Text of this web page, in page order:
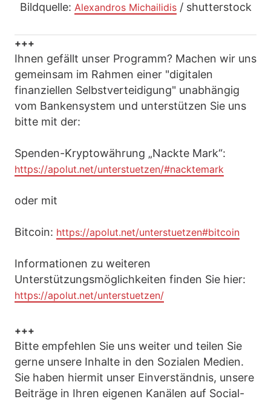
Bildquelle: Alexandros Michailidis/ shutterstock
+++
Ihnen gefällt unser Programm? Machen wir uns
gemeinsam im Rahmen einer "digitalen
finanziellen Selbstverteidigung" unabhängig
vom Bankensystem und unterstützen Sie uns
bitte mit der:
Spenden-Kryptowährung „Nackte Mark“:
https://apolut.net/unterstuetzen/#nacktemark
oder mit
Bitcoin: https://apolut.net/unterstuetzen#bitcoin
Informationen zu weiteren
Unterstützungsmöglichkeiten finden Sie hier:
https://apolut.net/unterstuetzen/
+++
Bitte empfehlen Sie uns weiter und teilen Sie
gerne unsere Inhalte in den Sozialen Medien.
Sie haben hiermit unser Einverständnis, unsere
Beiträge in Ihren eigenen Kanälen auf Social-